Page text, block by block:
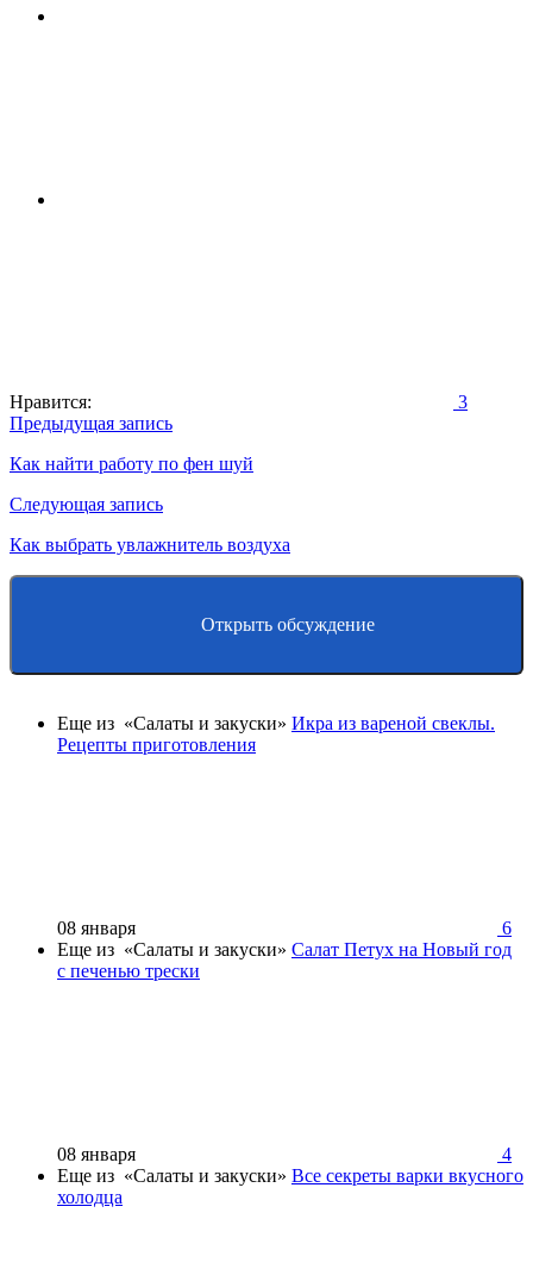
Нравится: 3
Навигация
по
записям
Предыдущая запись
Как найти работу по фен шуй
Следующая запись
Как выбрать увлажнитель воздуха
Открыть обсуждение
Еще из «Салаты и закуски» Икра из вареной свеклы.
Рецепты приготовления
08 января
6
Еще из «Салаты и закуски» Салат Петух на Новый год
с печенью трески
08 января
4
Еще из «Салаты и закуски» Все секреты варки вкусного
холодца